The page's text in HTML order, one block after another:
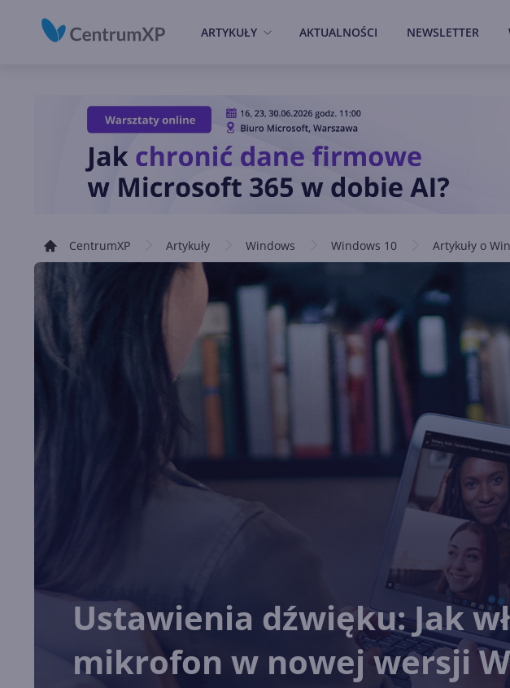
ARTYKUŁY AKTUALNOŚCI NEWSLETTER
CentrumXP Artykuły Windows Windows 10 Artykuły o
Ustawienia dźwięku: Jak
mikrofon w nowej wersji